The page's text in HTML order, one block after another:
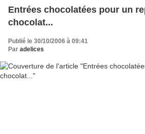
Entrées chocolatées pour un
chocolat...
Publié le 30/10/2006 à 09:41
Par adelices